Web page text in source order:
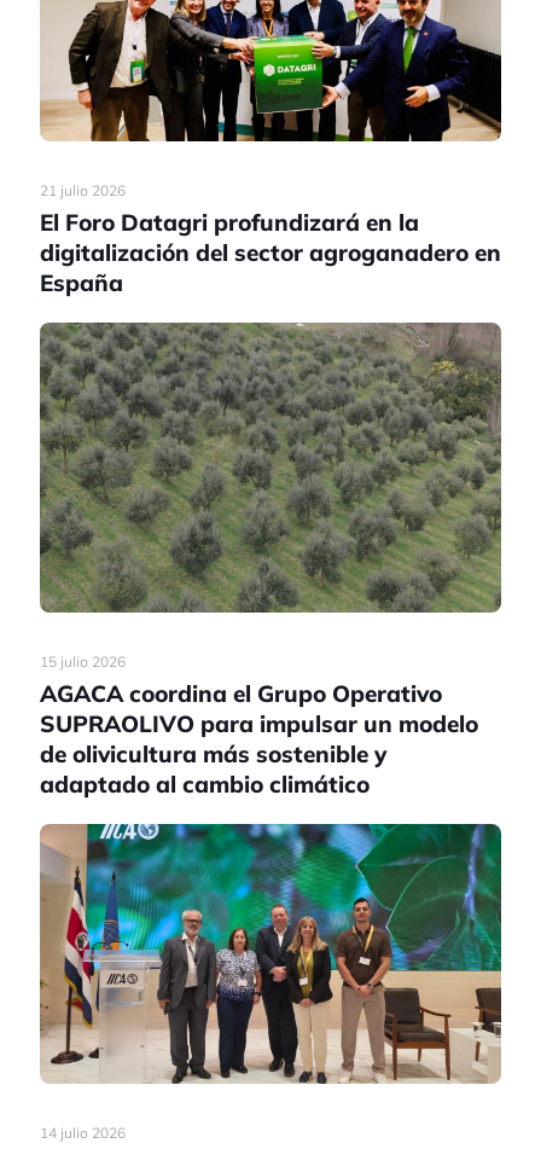
21 julio 2026
El Foro Datagri profundizará en la
digitalización del sector agroganadero en
España
15 julio 2026
AGACA coordina el Grupo Operativo
SUPRAOLIVO para impulsar un modelo
de olivicultura más sostenible y
adaptado al cambio climático
14 julio 2026